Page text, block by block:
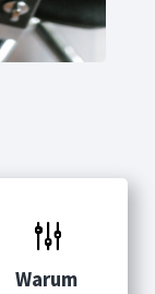
g
Warum